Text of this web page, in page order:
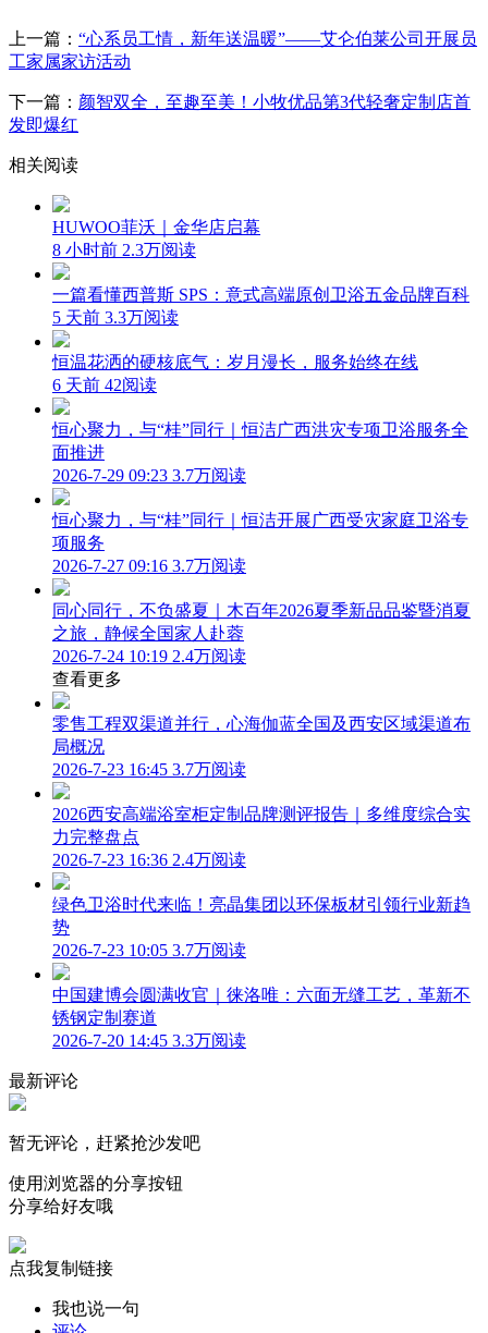
上一篇： “心系员工情，新年送温暖”——艾仑伯莱公司开展员
工家属家访活动
下一篇： 颜智双全，至趣至美！小牧优品第3代轻奢定制店首
发即爆红
相关阅读
HUWOO菲沃｜金华店启幕
8 小时前 2.3万阅读
一篇看懂西普斯 SPS：意式高端原创卫浴五金品牌百科
5 天前 3.3万阅读
恒温花洒的硬核底气：岁月漫长，服务始终在线
6 天前 42阅读
恒心聚力，与“桂”同行｜恒洁广西洪灾专项卫浴服务全
面推进
2026-7-29 09:23 3.7万阅读
恒心聚力，与“桂”同行｜恒洁开展广西受灾家庭卫浴专
项服务
2026-7-27 09:16 3.7万阅读
同心同行，不负盛夏｜木百年2026夏季新品品鉴暨消夏
之旅，静候全国家人赴蓉
2026-7-24 10:19 2.4万阅读
查看更多
零售工程双渠道并行，心海伽蓝全国及西安区域渠道布
局概况
2026-7-23 16:45 3.7万阅读
2026西安高端浴室柜定制品牌测评报告｜多维度综合实
力完整盘点
2026-7-23 16:36 2.4万阅读
绿色卫浴时代来临！亮晶集团以环保板材引领行业新趋
势
2026-7-23 10:05 3.7万阅读
中国建博会圆满收官｜徕洛唯：六面无缝工艺，革新不
锈钢定制赛道
2026-7-20 14:45 3.3万阅读
最新评论
暂无评论，赶紧抢沙发吧
使用浏览器的分享按钮
分享给好友哦
点我复制链接
我也说一句